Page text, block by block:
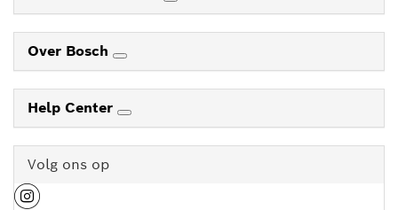
Over Bosch
Help Center
Volg ons op